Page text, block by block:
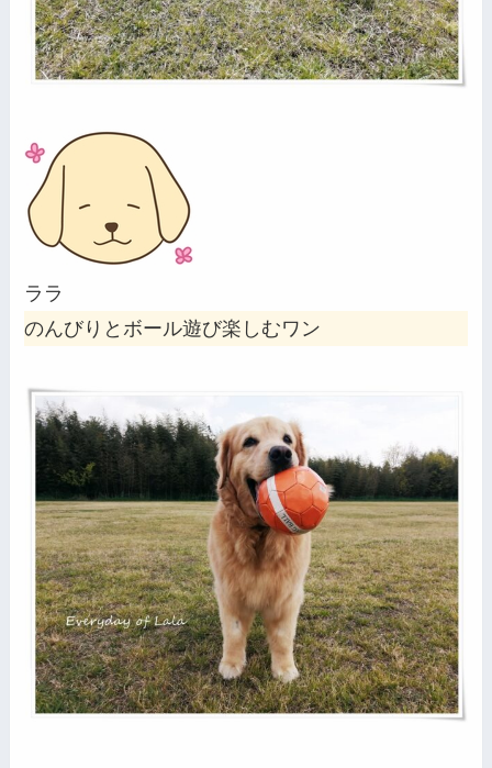
ララ
のんびりとボール遊び楽しむワン